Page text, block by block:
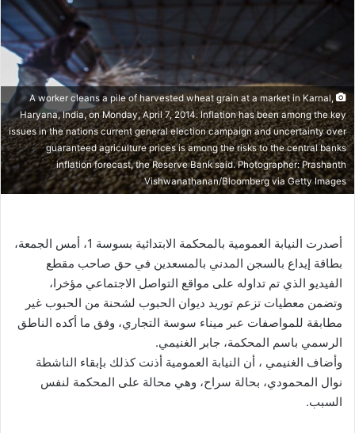
A worker cleans a pile of harvested wheat grain at a market in Karnal,
Haryana, India, on Monday, April 7, 2014. Inflation has been among the key
issues in the nations current general election campaign and uncertainty over
guaranteed agriculture prices is among the risks to the central banks
inflation forecast, the Reserve Bank said. Photographer: Prashanth
Vishwanathanan/Bloomberg via Getty Images
أصدرت النيابة العمومية بالمحكمة الابتدائية بسوسة 1، أمس الجمعة،
بطاقة إيداع بالسجن المدني بالمسعدين في حق صاحب مقطع
الفيديو الذي تم تداوله على مواقع التواصل الاجتماعي مؤخرا،
وتضمن معطيات تزعم توريد ديوان الحبوب لشحنة من الحبوب غير
مطابقة للمواصفات عبر ميناء سوسة التجاري، وفق ما أكده الناطق
الرسمي باسم المحكمة، جابر الغنيمي.
وأضاف الغنيمي ، أن النيابة العمومية أذنت كذلك بإبقاء الناشطة
نوال المحمودي، بحالة سراح، وهي محالة على المحكمة لنفس
السبب.